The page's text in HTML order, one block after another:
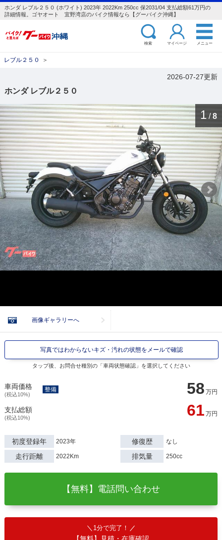
ホンダ レブル２５０ (ホワイト) 2023年 2022Km 250cc 保2031/04 支払総額61万円の
詳細情報。ゴヤオート 宜野湾店のバイク情報なら【グーバイク沖縄】
検索 マイページ メニュー
レブル２５０ ＞
2026-07-27更新
ホンダ レブル２５０
1 / 8
画像ギャラリーへ
写真ではわからないキズ・汚れの状態をメールで確認
タップ後、お問合せ種別の「車両状態確認」を選択してください
車両価格
(税込10%) 58 万円
整備
支払総額
(税込10%) 61 万円
初度登録年 2023年 修復歴 なし
走行距離 2022Km 排気量 250cc
【無料】電話問い合わせ
1分で完了！